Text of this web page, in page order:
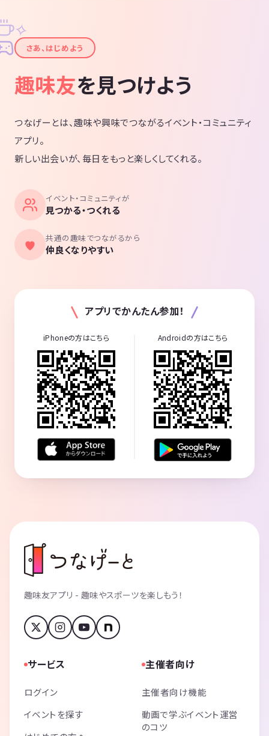
✦
✧
さあ、はじめよう
趣味友を見つけよう
つなげーとは、趣味や興味でつながるイベント・コミュニティ
アプリ。
新しい出会いが、毎日をもっと楽しくしてくれる。
イベント・コミュニティが
見つかる・つくれる
共通の趣味でつながるから
仲良くなりやすい
アプリでかんたん参加！
iPhoneの方はこちら Androidの方はこちら
趣味友アプリ - 趣味やスポーツを楽しもう！
サービス
ログイン
イベントを探す
主催者向け
主催者向け機能
動画で学ぶイベント運営
のコツ